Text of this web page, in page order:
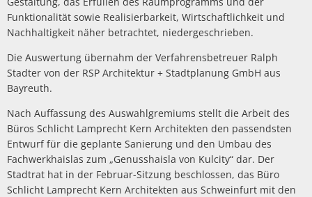
Funktionalität sowie Realisierbarkeit, Wirtschaftlichkeit und
Nachhaltigkeit näher betrachtet, niedergeschrieben.
Die Auswertung übernahm der Verfahrensbetreuer Ralph
Stadter von der RSP Architektur + Stadtplanung GmbH aus
Bayreuth.
Nach Auffassung des Auswahlgremiums stellt die Arbeit des
Büros Schlicht Lamprecht Kern Architekten den passendsten
Entwurf für die geplante Sanierung und den Umbau des
Fachwerkhaislas zum „Genusshaisla von Kulcity“ dar. Der
Stadtrat hat in der Februar-Sitzung beschlossen, das Büro
Schlicht Lamprecht Kern Architekten aus Schweinfurt mit den